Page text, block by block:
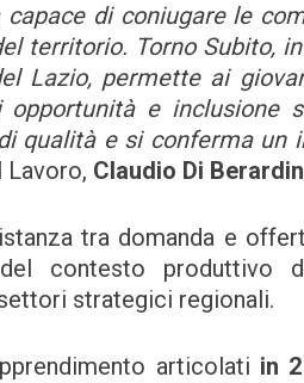
di coniugare le
territorio. Torno Subito,
Lazio, permette ai
e inclusione
qualità e si conferma un
Lavoro, Claudio Di
tra domanda e
del contesto produttivo
strategici regionali.
articolati in